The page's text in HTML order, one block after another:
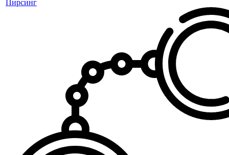
Пирсинг